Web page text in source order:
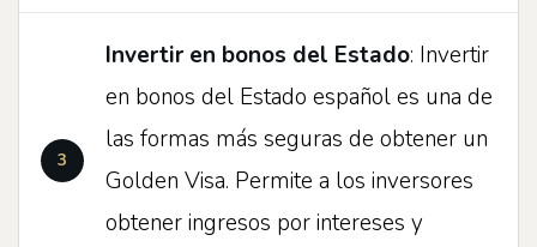
Invertir en bonos del Estado: Invertir
en bonos del Estado español es una de
las formas más seguras de obtener un
Golden Visa. Permite a los inversores
obtener ingresos por intereses y